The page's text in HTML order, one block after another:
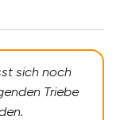
sich noch
Triebe